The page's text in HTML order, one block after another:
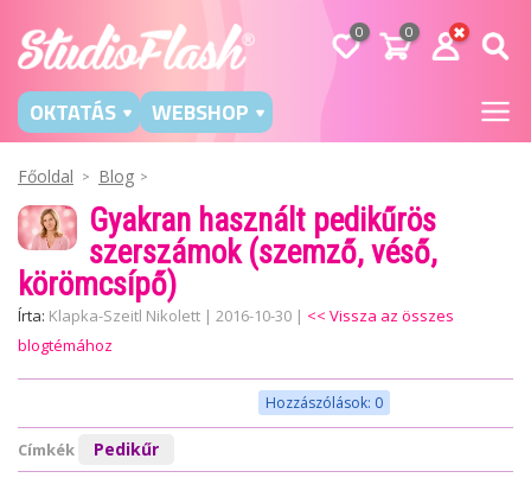
0 0
OKTATÁS WEBSHOP
Főoldal Blog
Gyakran használt pedikűrös
szerszámok (szemző, véső,
körömcsípő)
Írta: Klapka-Szeitl Nikolett | 2016-10-30 | << Vissza az összes
blogtémához
Hozzászólások: 0
Címkék Pedikűr